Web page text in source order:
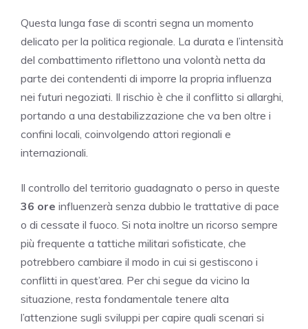
Questa lunga fase di scontri segna un momento
delicato per la politica regionale. La durata e l’intensità
del combattimento riflettono una volontà netta da
parte dei contendenti di imporre la propria influenza
nei futuri negoziati. Il rischio è che il conflitto si allarghi,
portando a una destabilizzazione che va ben oltre i
confini locali, coinvolgendo attori regionali e
internazionali.
Il controllo del territorio guadagnato o perso in queste
36 ore influenzerà senza dubbio le trattative di pace
o di cessate il fuoco. Si nota inoltre un ricorso sempre
più frequente a tattiche militari sofisticate, che
potrebbero cambiare il modo in cui si gestiscono i
conflitti in quest’area. Per chi segue da vicino la
situazione, resta fondamentale tenere alta
l’attenzione sugli sviluppi per capire quali scenari si